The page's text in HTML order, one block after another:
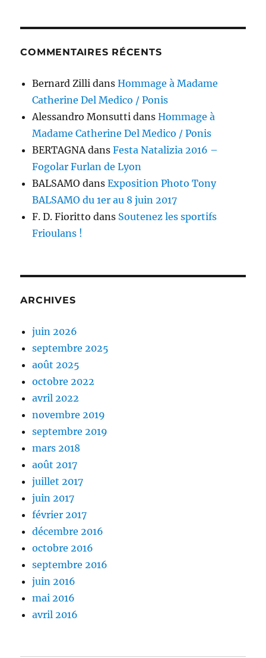
COMMENTAIRES RÉCENTS
Bernard Zilli dansHommage à Madame
Catherine Del Medico / Ponis
Alessandro Monsutti dansHommage à
Madame Catherine Del Medico / Ponis
BERTAGNAdansFesta Natalizia 2016 –
Fogolar Furlan de Lyon
BALSAMO dansExposition Photo Tony
BALSAMO du 1er au 8 juin 2017
F. D. Fioritto dans Soutenez les sportifs
Frioulans !
ARCHIVES
juin 2026
septembre 2025
août 2025
octobre 2022
avril 2022
novembre 2019
septembre 2019
mars 2018
août 2017
juillet 2017
juin 2017
février 2017
décembre 2016
octobre 2016
septembre 2016
juin 2016
mai 2016
avril 2016